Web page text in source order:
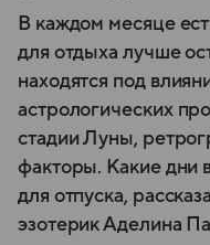
В каждом месяце
для отдыха лучше
находятся под
астрологических
стадии Луны,
факторы. Какие дни
для отпуска,
эзотерик Аделина